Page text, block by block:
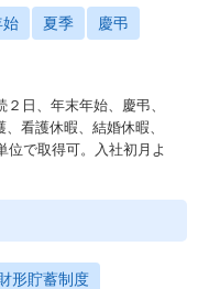
始 夏季 慶弔
日、年末年始、慶弔、
看護休暇、結婚休暇、
位で取得可。入社初月よ
形貯蓄制度